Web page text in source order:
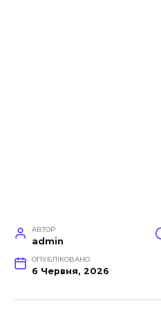
АВТОР
admin
ОПУБЛІКОВАНО
6 Червня, 2026